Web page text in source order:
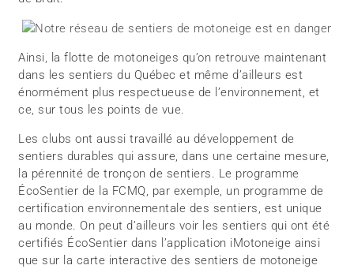
Ainsi, la flotte de motoneiges qu’on retrouve maintenant
dans les sentiers du Québec et même d’ailleurs est
énormément plus respectueuse de l’environnement, et
ce, sur tous les points de vue.
Les clubs ont aussi travaillé au développement de
sentiers durables qui assure, dans une certaine mesure,
la pérennité de tronçon de sentiers. Le programme
ÉcoSentier de la FCMQ, par exemple, un programme de
certification environnementale des sentiers, est unique
au monde. On peut d’ailleurs voir les sentiers qui ont été
certifiés ÉcoSentier dans l’application iMotoneige ainsi
que sur la carte interactive des sentiers de motoneige